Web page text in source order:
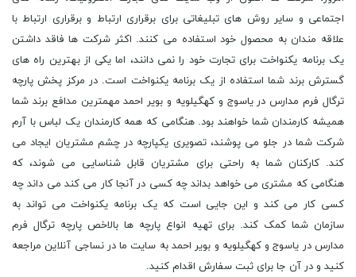
اجتماعی و سایر روش های تبلیغاتی برای برقراری ارتباط و برقراری ارتباط با
علاقه مندان به محصول خود استفاده می کنند. اکثر شرکت ها فاقد داشتن
یک برنامه یکنواخت برای تجارت خود را نمی دانند، اما یکی از بهترین راه های
گسترش برند شما استفاده از یک برنامه یکنواخت است. در مرکز پخش پارچه
ترگال فرم مدارس در یاسوج و کهگیلویه و بویر احمد مهمترین مدافع برند شما
همیشه کارمندان شما خواهند بود. هنگامی که همه کارمندان یک لباس با آرم
شرکت شما در جلو می پوشند، تصویری یکپارچه در چشم مشتریان ایجاد می
کند. کارکنان شما به راحتی برای مشتریان قابل شناسایی می شوند، که
هنگامی که مشتری می خواهد بداند چه کسی در آنجا کار می کند می داند چه
کسی کار می کند و این جایی است که یک برنامه یکنواخت می تواند به
سازمان شما کمک کند. برای تهیه انواع پارچه ها بالاخص پارچه ترگال فرم
مدارس در یاسوج و کهگیلویه و بویر احمد به سایت ما در نساجی آنلاین مراجعه
کنید و در آن جا برای ثبت سفارش اقدام کنید.